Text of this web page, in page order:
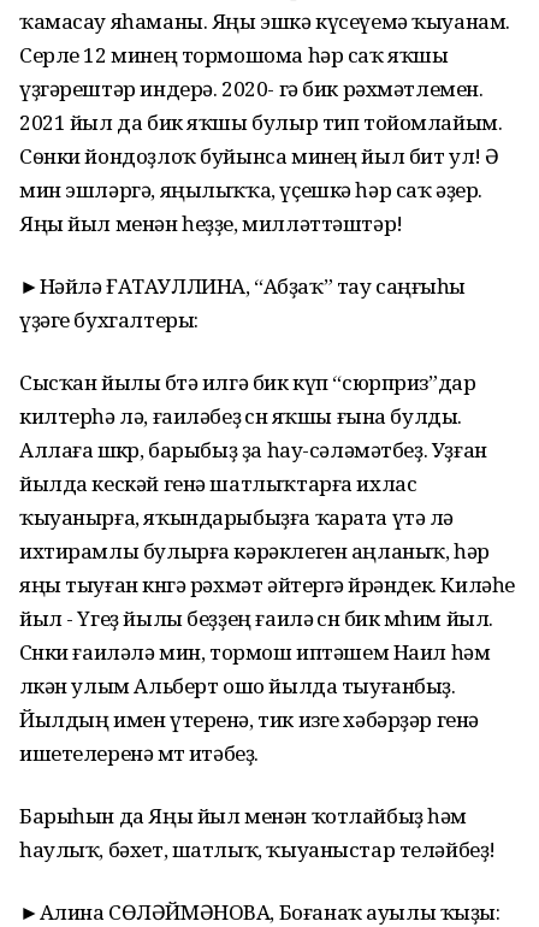
ҡамасау яһаманы. Яңы эшкә күсеүемә ҡыуанам.
Серле 12 минең тормошома һәр саҡ яҡшы
үҙгәрештәр индерә. 2020- гә бик рәхмәтлемен.
2021 йыл да бик яҡшы булыр тип тойомлайым.
Сѳнки йондоҙлоҡ буйынса минең йыл бит ул! Ә
мин эшләргә, яңылыҡҡа, үҫешкә һәр саҡ әҙер.
Яңы йыл менән һеҙҙе, милләттәштәр!
►Нәйлә ҒАТАУЛЛИНА, “Абҙаҡ” тау саңғыһы
үҙәге бухгалтеры:
Сысҡан йылы бөтә илгә бик күп “сюрприз”дар
килтерһә лә, ғаиләбеҙ өсөн яҡшы ғына булды.
Аллаға шөкөр, барыбыҙ ҙа һау-сәләмәтбеҙ. Уҙған
йылда кескәй генә шатлыҡтарға ихлас
ҡыуанырға, яҡындарыбыҙға ҡарата үтә лә
ихтирамлы булырға кәрәклеген аңланыҡ, һәр
яңы тыуған көнгә рәхмәт әйтергә өйрәндек. Киләһе
йыл - Үгеҙ йылы беҙҙең ғаилә өсөн бик мөһим йыл.
Сөнки ғаиләлә мин, тормош иптәшем Наил һәм
өлкән улым Альберт ошо йылда тыуғанбыҙ.
Йылдың имен үтеренә, тик изге хәбәрҙәр генә
ишетелеренә өмөт итәбеҙ.
Барыһын да Яңы йыл менән ҡотлайбыҙ һәм
һаулыҡ, бәхет, шатлыҡ, ҡыуаныстар теләйбеҙ!
►Алина СӨЛӘЙМӘНОВА, Боғанаҡ ауылы ҡыҙы: